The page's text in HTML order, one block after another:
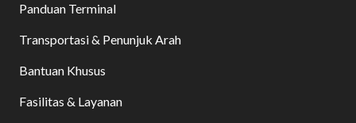
Panduan Terminal
Transportasi & Penunjuk Arah
Bantuan Khusus
Fasilitas & Layanan